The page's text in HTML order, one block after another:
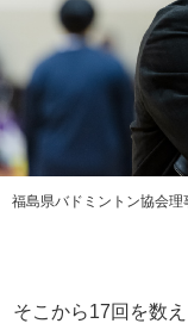
福島県バドミントン協会理
そこから17回を数